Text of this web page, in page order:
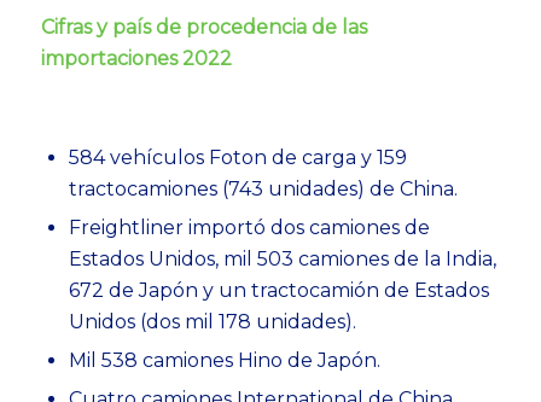
Cifras y país de procedencia de las
importaciones 2022
584 vehículos Foton de carga y 159
tractocamiones (743 unidades) de China.
Freightliner importó dos camiones de
Estados Unidos, mil 503 camiones de la India,
672 de Japón y un tractocamión de Estados
Unidos (dos mil 178 unidades).
Mil 538 camiones Hino de Japón.